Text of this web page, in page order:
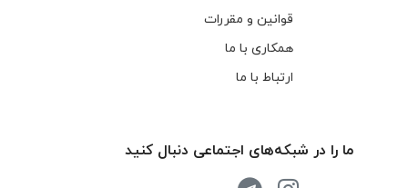
قوانین و مقررات
همکاری با ما
ارتباط با ما
ما را در شبکه‌های اجتماعی دنبال کنید